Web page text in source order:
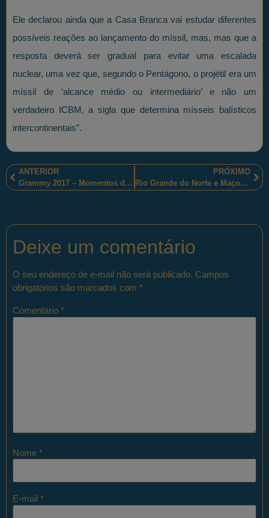
Ele declarou ainda que a Casa Branca vai estudar diferentes
possíveis reações ao lançamento do míssil, mas, mas que a
resposta deverá ser gradual para evitar uma escalada
nuclear, uma vez que, segundo o Pentágono, o projétil era um
míssil de ‘alcance médio ou intermediário’ e não um
verdadeiro ICBM, a sigla que determina mísseis balísticos
intercontinentais”.
ANTERIOR
Grammy 2017 – Momentos de muita emoção!
PRÓXIMO
Rio Grande do Norte e Maçons Potiguares na Revolução Pernambucana de 1817
Deixe um comentário
O seu endereço de e-mail não será publicado. Campos
obrigatórios são marcados com *
Comentário *
Nome *
E-mail *